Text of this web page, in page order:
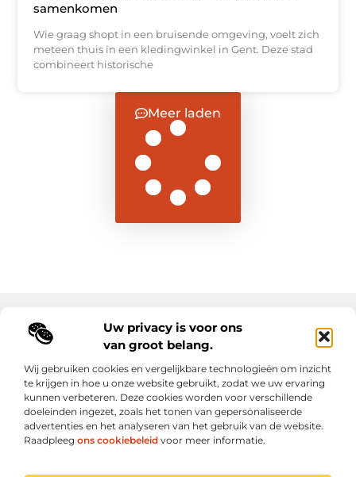
Uw privacy is voor ons
van groot belang.
Wij gebruiken cookies en vergelijkbare technologieën om inzicht
te krijgen in hoe u onze website gebruikt, zodat we uw ervaring
kunnen verbeteren. Deze cookies worden voor verschillende
doeleinden ingezet, zoals het tonen van gepersonaliseerde
advertenties en het analyseren van het gebruik van de website.
Raadpleeg ons cookiebeleid voor meer informatie.
samenkomen
Wie graag shopt in een bruisende omgeving, voelt zich
meteen thuis in een kledingwinkel in Gent. Deze stad
combineert historische
Meer laden
Main Links
Elke dag een sprankel inspiratie op letroumaulin.be
Praktisch, persoonlijk en positief.